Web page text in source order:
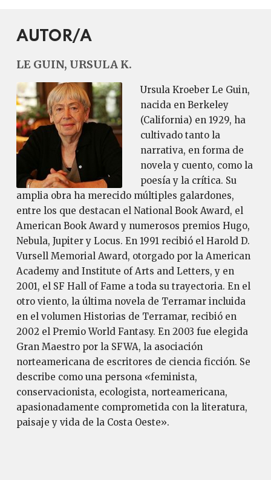
AUTOR/A
LE GUIN, URSULA K.
Ursula Kroeber Le Guin,
nacida en Berkeley
(California) en 1929, ha
cultivado tanto la
narrativa, en forma de
novela y cuento, como la
poesía y la crítica. Su
amplia obra ha merecido múltiples galardones,
entre los que destacan el National Book Award, el
American Book Award y numerosos premios Hugo,
Nebula, Jupiter y Locus. En 1991 recibió el Harold D.
Vursell Memorial Award, otorgado por la American
Academy and Institute of Arts and Letters, y en
2001, el SF Hall of Fame a toda su trayectoria. En el
otro viento, la última novela de Terramar incluida
en el volumen Historias de Terramar, recibió en
2002 el Premio World Fantasy. En 2003 fue elegida
Gran Maestro por la SFWA, la asociación
norteamericana de escritores de ciencia ficción. Se
describe como una persona «feminista,
conservacionista, ecologista, norteamericana,
apasionadamente comprometida con la literatura,
paisaje y vida de la Costa Oeste».